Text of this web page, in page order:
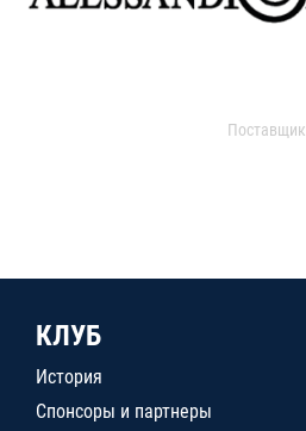
Поставщик
КЛУБ
История
Спонсоры и партнеры